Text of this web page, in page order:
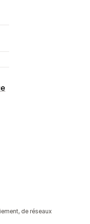
de réseaux